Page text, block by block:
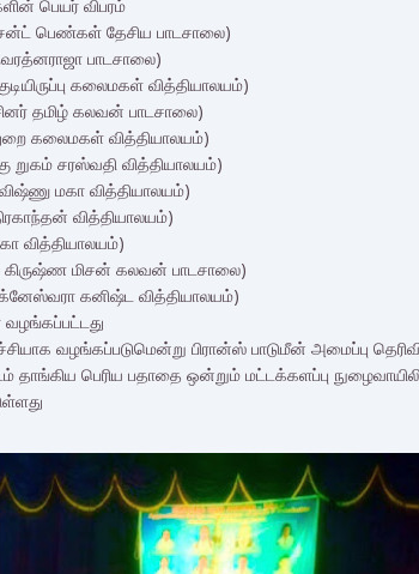
பெயர் விபரம்
பெண்கள் தேசிய பாடசாலை)
பாடசாலை)
கலைமகள் வித்தியாலயம்)
தமிழ் கலவன் பாடசாலை)
கலைமகள் வித்தியாலயம்)
சரஸ்வதி வித்தியாலயம்)
மகா வித்தியாலயம்)
வித்தியாலயம்)
வித்தியாலயம்)
கிருஷ்ண மிசன் கலவன் பாடசாலை)
கனிஷ்ட வித்தியாலயம்)
வழங்கப்படுமென்று பிரான்ஸ் பாடுமீன் அமைப்பு
தாங்கிய பெரிய பதாதை ஒன்றும் மட்டக்களப்பு